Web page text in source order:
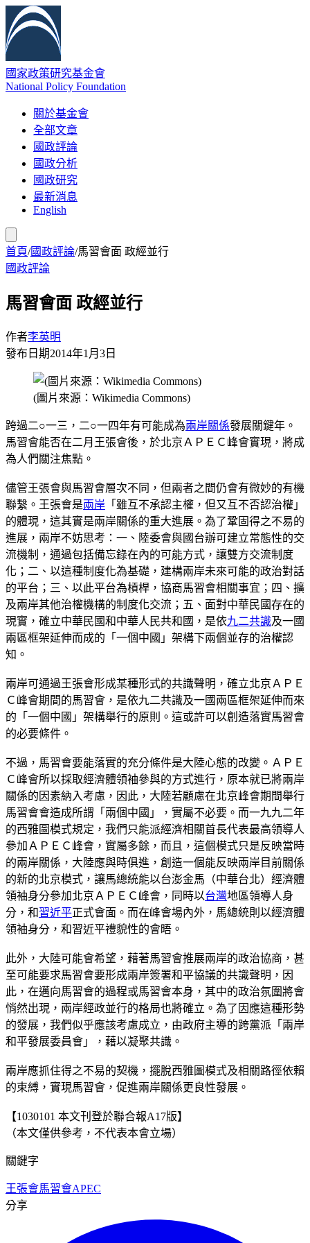
國家政策研究基金會
National Policy Foundation
關於基金會
全部文章
國政評論
國政分析
國政研究
最新消息
English
首頁/國政評論/馬習會面 政經並行
國政評論
馬習會面 政經並行
作者李英明
發布日期2014年1月3日
(圖片來源：Wikimedia Commons)
跨過二○一三，二○一四年有可能成為兩岸關係發展關鍵年。
馬習會能否在二月王張會後，於北京ＡＰＥＣ峰會實現，將成
為人們關注焦點。
儘管王張會與馬習會層次不同，但兩者之間仍會有微妙的有機
聯繫。王張會是兩岸 「雖互不承認主權，但又互不否認治權」
的體現，這其實是兩岸關係的重大進展。為了鞏固得之不易的
進展，兩岸不妨思考：一、陸委會與國台辦可建立常態性的交
流機制，通過包括備忘錄在內的可能方式，讓雙方交流制度
化；二、以這種制度化為基礎，建構兩岸未來可能的政治對話
的平台；三、以此平台為槓桿，協商馬習會相關事宜；四、擴
及兩岸其他治權機構的制度化交流；五、面對中華民國存在的
現實，確立中華民國和中華人民共和國，是依九二共識及一國
兩區框架延伸而成的「一個中國」架構下兩個並存的治權認
知。
兩岸可通過王張會形成某種形式的共識聲明，確立北京ＡＰＥ
Ｃ峰會期間的馬習會，是依九二共識及一國兩區框架延伸而來
的「一個中國」架構舉行的原則。這或許可以創造落實馬習會
的必要條件。
不過，馬習會要能落實的充分條件是大陸心態的改變。ＡＰＥ
Ｃ峰會所以採取經濟體領袖參與的方式進行，原本就已將兩岸
關係的因素納入考慮，因此，大陸若顧慮在北京峰會期間舉行
馬習會會造成所謂「兩個中國」，實屬不必要。而一九九二年
的西雅圖模式規定，我們只能派經濟相關首長代表最高領導人
參加ＡＰＥＣ峰會，實屬多餘，而且，這個模式只是反映當時
的兩岸關係，大陸應與時俱進，創造一個能反映兩岸目前關係
的新的北京模式，讓馬總統能以台澎金馬（中華台北）經濟體
領袖身分參加北京ＡＰＥＣ峰會，同時以台灣地區領導人身
分，和習近平正式會面。而在峰會場內外，馬總統則以經濟體
領袖身分，和習近平禮貌性的會晤。
此外，大陸可能會希望，藉著馬習會推展兩岸的政治協商，甚
至可能要求馬習會要形成兩岸簽署和平協議的共識聲明，因
此，在邁向馬習會的過程或馬習會本身，其中的政治氛圍將會
悄然出現，兩岸經政並行的格局也將確立。為了因應這種形勢
的發展，我們似乎應該考慮成立，由政府主導的跨黨派「兩岸
和平發展委員會」，藉以凝聚共識。
兩岸應抓住得之不易的契機，擺脫西雅圖模式及相關路徑依賴
的束縛，實現馬習會，促進兩岸關係更良性發展。
【1030101 本文刊登於聯合報A17版】
（本文僅供參考，不代表本會立場）
關鍵字
王張會馬習會APEC
分享